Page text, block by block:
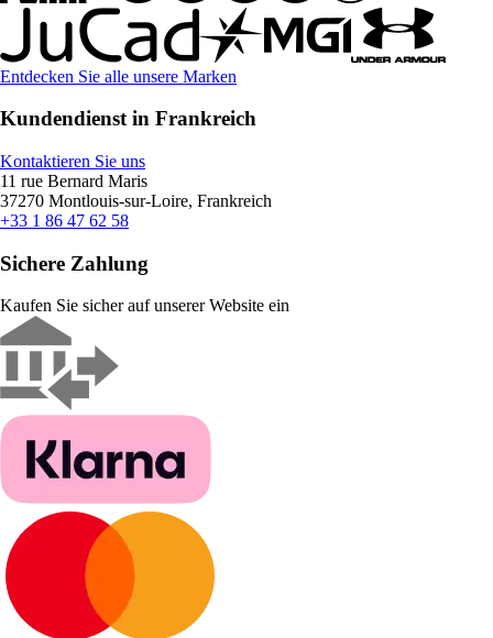
Entdecken Sie alle unsere Marken
Kundendienst in Frankreich
Kontaktieren Sie uns
11 rue Bernard Maris
37270 Montlouis-sur-Loire, Frankreich
+33 1 86 47 62 58
Sichere Zahlung
Kaufen Sie sicher auf unserer Website ein